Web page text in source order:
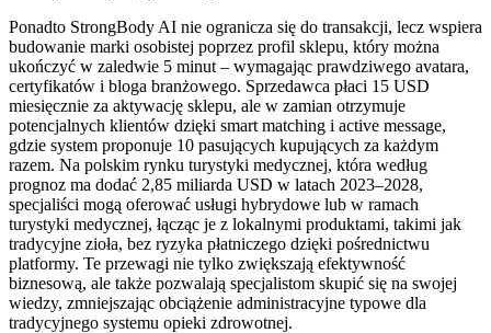
Ponadto StrongBody AI nie ogranicza się do transakcji, lecz wspiera
budowanie marki osobistej poprzez profil sklepu, który można
ukończyć w zaledwie 5 minut – wymagając prawdziwego avatara,
certyfikatów i bloga branżowego. Sprzedawca płaci 15 USD
miesięcznie za aktywację sklepu, ale w zamian otrzymuje
potencjalnych klientów dzięki smart matching i active message,
gdzie system proponuje 10 pasujących kupujących za każdym
razem. Na polskim rynku turystyki medycznej, która według
prognoz ma dodać 2,85 miliarda USD w latach 2023–2028,
specjaliści mogą oferować usługi hybrydowe lub w ramach
turystyki medycznej, łącząc je z lokalnymi produktami, takimi jak
tradycyjne zioła, bez ryzyka płatniczego dzięki pośrednictwu
platformy. Te przewagi nie tylko zwiększają efektywność
biznesową, ale także pozwalają specjalistom skupić się na swojej
wiedzy, zmniejszając obciążenie administracyjne typowe dla
tradycyjnego systemu opieki zdrowotnej.